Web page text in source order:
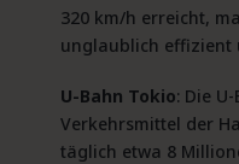
320 km/h erreicht,
unglaublich effizient
U-Bahn Tokio: Die
Verkehrsmittel der
täglich etwa 8